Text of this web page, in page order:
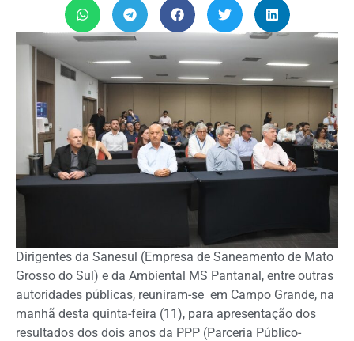
Dirigentes da Sanesul (Empresa de Saneamento de Mato
Grosso do Sul) e da Ambiental MS Pantanal, entre outras
autoridades públicas, reuniram-se em Campo Grande, na
manhã desta quinta-feira (11), para apresentação dos
resultados dos dois anos da PPP (Parceria Público-